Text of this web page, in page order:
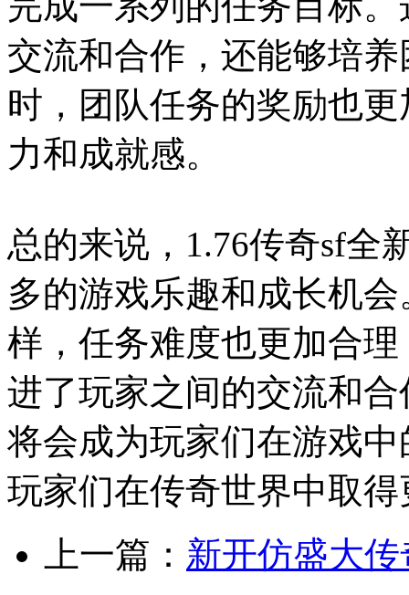
交流和合作，还能够培
时，团队任务的奖励也
力和成就感。
总的来说，1.76传奇sf全
多的游戏乐趣和成长机
样，任务难度也更加合
进了玩家之间的交流和
将会成为玩家们在游戏
玩家们在传奇世界中取
上一篇： 新开仿盛大